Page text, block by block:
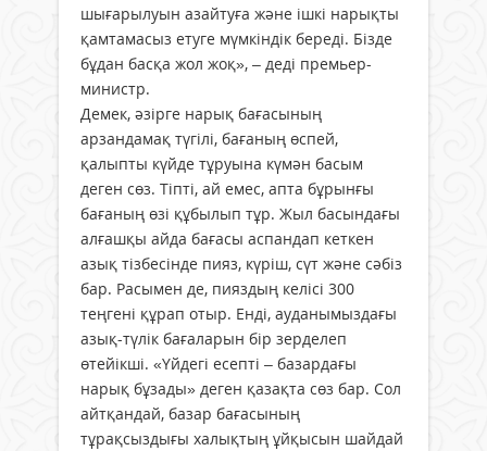
шығарылуын азайтуға және ішкі нарықты
қамтамасыз етуге мүмкіндік береді. Бізде
бұдан басқа жол жоқ», – деді премьер-
министр.
Демек, әзірге нарық бағасының
арзандамақ түгілі, бағаның өспей,
қалыпты күйде тұруына күмән басым
деген сөз. Тіпті, ай емес, апта бұрынғы
бағаның өзі құбылып тұр. Жыл басындағы
алғашқы айда бағасы аспандап кеткен
азық тізбесінде пияз, күріш, сүт және сәбіз
бар. Расымен де, пияздың келісі 300
теңгені құрап отыр. Енді, ауданымыздағы
азық-түлік бағаларын бір зерделеп
өтейікші. «Үйдегi есептi – базардағы
нарық бұзады» деген қазақта сөз бар. Сол
айтқандай, базар бағасының
тұрақсыздығы халықтың ұйқысын шайдай